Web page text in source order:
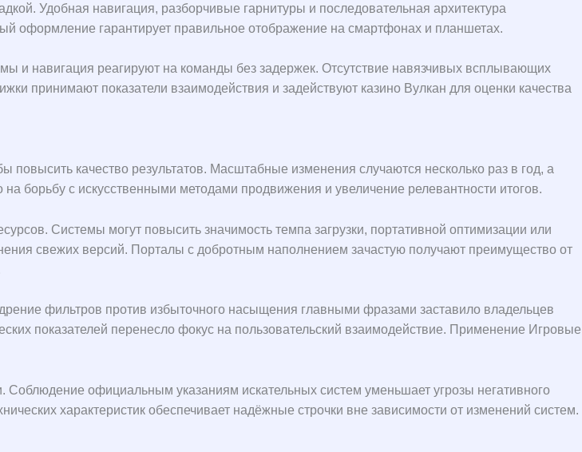
Удобная навигация, разборчивые гарнитуры и последовательная архитектура
оформление гарантирует правильное отображение на смартфонах и планшетах.
и навигация реагируют на команды без задержек. Отсутствие навязчивых всплывающих
принимают показатели взаимодействия и задействуют казино Вулкан для оценки качества
качество результатов. Масштабные изменения случаются несколько раз в год, а
борьбу с искусственными методами продвижения и увеличение релевантности итогов.
Системы могут повысить значимость темпа загрузки, портативной оптимизации или
свежих версий. Порталы с добротным наполнением зачастую получают преимущество от
фильтров против избыточного насыщения главными фразами заставило владельцев
показателей перенесло фокус на пользовательский взаимодействие. Применение Игровые
Соблюдение официальным указаниям искательных систем уменьшает угрозы негативного
характеристик обеспечивает надёжные строчки вне зависимости от изменений систем.